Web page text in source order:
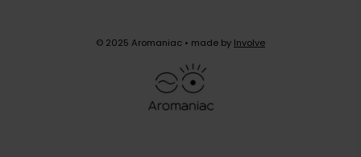
© 2025 Aromaniac • made by Involve